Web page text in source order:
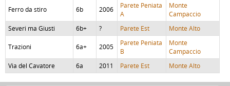
Ferro da stiro 6b 2006
Parete Peniata
A
Monte
Campaccio
Severi ma Giusti
6b+ ? Parete Est Monte Alto
Trazioni 6a+ 2005
Parete Peniata
B
Monte
Campaccio
Via del Cavatore
6a 2011 Parete Est Monte Alto